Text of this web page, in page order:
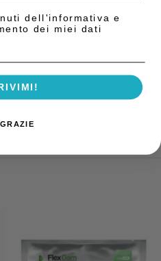
dell'informativa e
dei miei dati